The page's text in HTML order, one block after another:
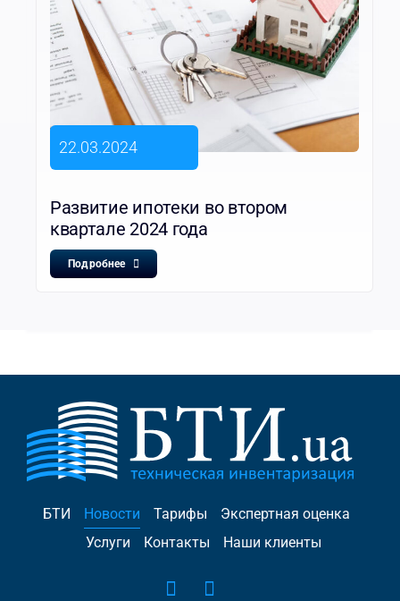
22.03.2024
Развитие ипотеки во втором
квартале 2024 года
Подробнее
БТИ Новости Тарифы
Экспертная оценка
Услуги
Контакты Наши клиенты